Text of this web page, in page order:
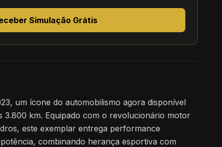
Simulação Grátis
um ícone do automobilismo agora disponível
3.800 km. Equipado com o revolucionário motor
este exemplar entrega performance
combinando herança esportiva com